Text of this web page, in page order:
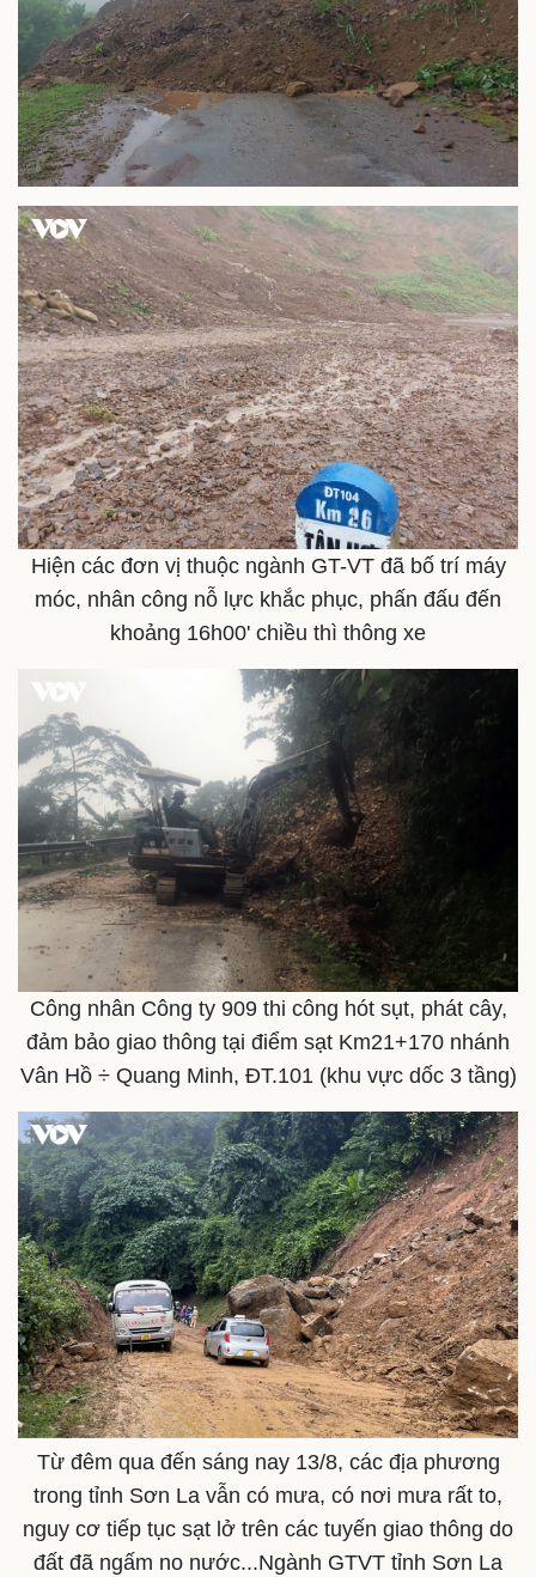
Doanh nghiệp
Thông tin doanh nghiệp
Doanh nghiệp 24h
Doanh nhân
Vì cộng đồng
Công nghệ
Sành điệu
Tin Công nghệ
Trải nghiệm
Chuyển đổi số
Sức khỏe
Dinh dưỡng - món ngon
Cây thuốc
Sản phụ khoa
Nhi khoa
Nam khoa
Phòng mạch online
Ăn sạch sống khỏe
Đời sống
Nhà đẹp
Blog
Tình yêu - Gia đình
Hiện các đơn vị thuộc ngành GT-VT đã bố trí máy
móc, nhân công nỗ lực khắc phục, phấn đấu đến
khoảng 16h00' chiều thì thông xe
Công nhân Công ty 909 thi công hót sụt, phát cây,
đảm bảo giao thông tại điểm sạt Km21+170 nhánh
Vân Hồ ÷ Quang Minh, ĐT.101 (khu vực dốc 3 tầng)
Từ đêm qua đến sáng nay 13/8, các địa phương
trong tỉnh Sơn La vẫn có mưa, có nơi mưa rất to,
nguy cơ tiếp tục sạt lở trên các tuyến giao thông do
đất đã ngấm no nước...Ngành GTVT tỉnh Sơn La